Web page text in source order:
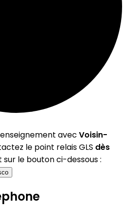
avec Voisin-
le point relais GLS dès
sur le bouton ci-dessous :